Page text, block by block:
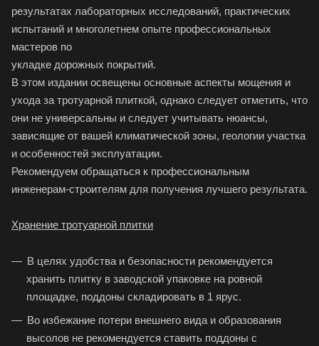
результатах лабораторных исследований, практических
испытаний и многолетнем опыте профессиональных
мастеров по
укладке дорожных покрытий.
В этом издании освещены основные аспекты мощения и
ухода за тротуарной плиткой, однако следует отметить, что
они не универсальны и следует учитывать нюансы,
зависящие от вашей климатической зоны, геологии участка
и особенностей эксплуатации.
Рекомендуем обращаться к профессиональным
инженерам-строителям для получения лучшего результата.
Хранение тротуарной плитки
В целях удобства и безопасности рекомендуется
хранить плитку в заводской упаковке на ровной
площадке, поддоны складировать в 1 ярус.
Во избежание потери внешнего вида и образования
высолов не рекомендуется ставить поддоны с